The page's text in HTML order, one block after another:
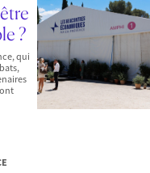
?
qui